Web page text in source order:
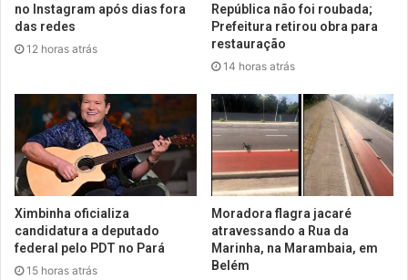
no Instagram após dias fora
das redes
12 horas atrás
República não foi roubada;
Prefeitura retirou obra para
restauração
14 horas atrás
Ximbinha oficializa
candidatura a deputado
federal pelo PDT no Pará
15 horas atrás
Moradora flagra jacaré
atravessando a Rua da
Marinha, na Marambaia, em
Belém